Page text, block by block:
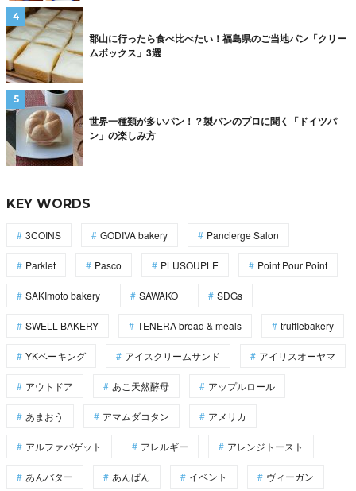
郡山に行ったら食べ比べたい！福島県のご当地パン「クリー
ムボックス」3選
世界一種類が多いパン！？製パンのプロに聞く「ドイツパ
ン」の楽しみ方
KEY WORDS
3COINS GODIVA bakery Pancierge Salon
Parklet Pasco PLUSOUPLE Point Pour Point
SAKImoto bakery SAWAKO SDGs
SWELL BAKERY TENERA bread & meals trufflebakery
YKベーキング アイスクリームサンド アイリスオーヤマ
アウトドア あこ天然酵母 アップルロール
あまおう アマムダコタン アメリカ
アルファバゲット アレルギー アレンジトースト
あんバター あんぱん イベント ヴィーガン